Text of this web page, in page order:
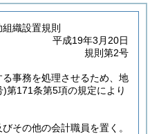
織設置規則
平成19年3月20日
規則第2号
事務を処理させるため、地
)第171条第5項の規定により
その他の会計職員を置く。